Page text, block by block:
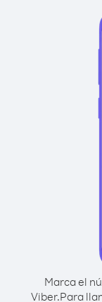
Marca el
Viber.Para